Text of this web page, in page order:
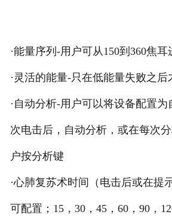
·能量序列-用户可从150到360焦耳
·灵活的能量-只在低能量失败之后
·自动分析-用户可以将设备配置
次电击后，自动分析，或在每次
户按分析键
·心肺复苏术时间（电击后或在提
可配置；15，30，45，60，90，